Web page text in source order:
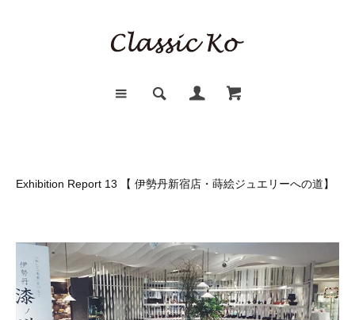
Exhibition Report 13 【 伊勢丹新宿店・蒔絵ジュエリーへの道】